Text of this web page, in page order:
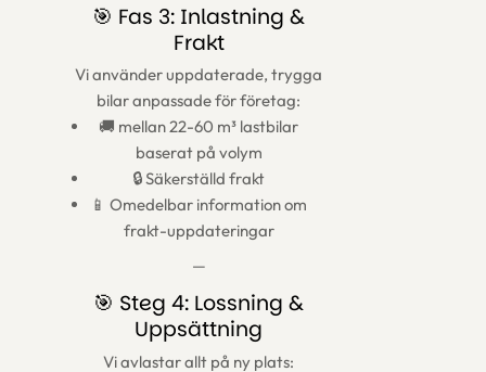
🎯 Fas 3: Inlastning &
Frakt
Vi använder uppdaterade, trygga
bilar anpassade för företag:
🚚 mellan 22-60 m³ lastbilar
baserat på volym
🔒 Säkerställd frakt
📱 Omedelbar information om
frakt-uppdateringar
—
🎯 Steg 4: Lossning &
Uppsättning
Vi avlastar allt på ny plats: